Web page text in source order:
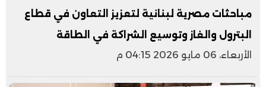
مباحثات مصرية لبنانية لتعزيز التعاون في قطاع
البترول والغاز وتوسيع الشراكة في الطاقة
الأربعاء، 06 مايو 2026 04:15 م